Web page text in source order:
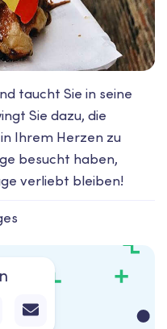
taucht Sie in seine
Sie dazu, die
Ihrem Herzen zu
besucht haben,
verliebt bleiben!